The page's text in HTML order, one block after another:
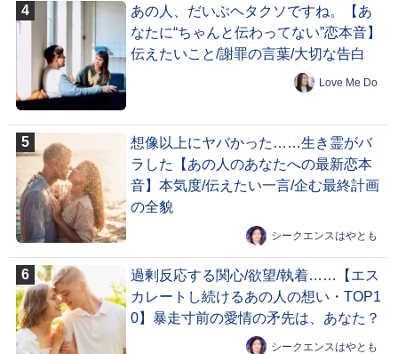
あの人、だいぶヘタクソですね。【あ
なたに“ちゃんと伝わってない”恋本音】
伝えたいこと/謝罪の言葉/大切な告白
Love Me Do
想像以上にヤバかった……生き霊がバ
ラした【あの人のあなたへの最新恋本
音】本気度/伝えたい一言/企む最終計画
の全貌
シークエンスはやとも
過剰反応する関心/欲望/執着……【エス
カレートし続けるあの人の想い・TOP1
0】暴走寸前の愛情の矛先は、あなた？
シークエンスはやとも